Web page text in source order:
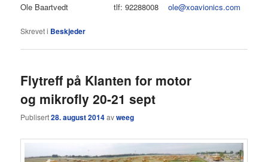
Ole Baartvedt tlf: 92288008ole@xoavionics.com
Skrevet i Beskjeder
Flytreff på Klanten for motor
og mikrofly 20-21 sept
Publisert28. august 2014avweeg